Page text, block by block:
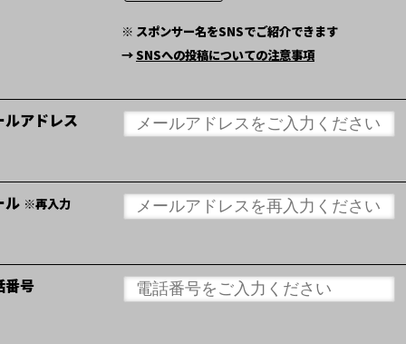
※ スポンサー名をSNSでご紹介できます
→SNSへの投稿についての注意事項
ルアドレス
ル ※再入力
番号